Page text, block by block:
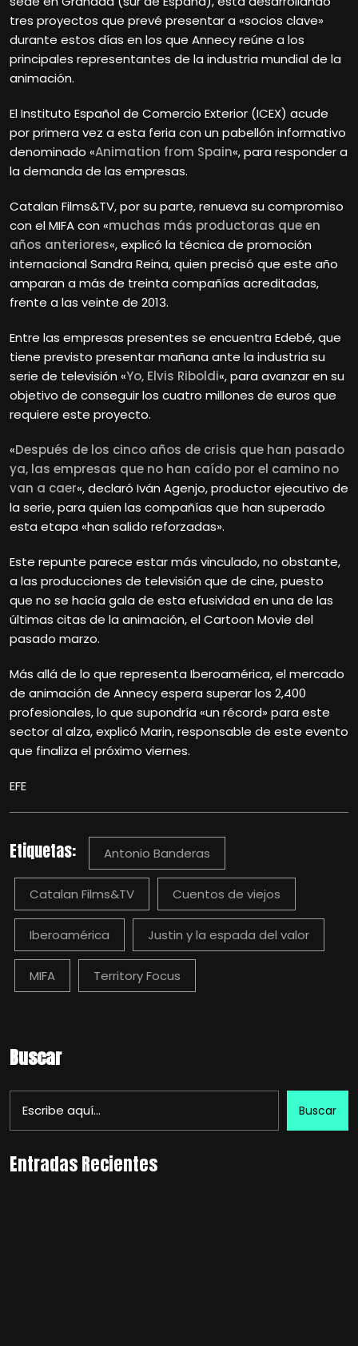
tres proyectos que prevé presentar a «socios clave»
durante estos días en los que Annecy reúne a los
principales representantes de la industria mundial de la
animación.
El Instituto Español de Comercio Exterior (ICEX) acude
por primera vez a esta feria con un pabellón informativo
denominado «Animation from Spain«, para responder a
la demanda de las empresas.
Catalan Films&TV, por su parte, renueva su compromiso
con el MIFA con «muchas más productoras que en
años anteriores«, explicó la técnica de promoción
internacional Sandra Reina, quien precisó que este año
amparan a más de treinta compañías acreditadas,
frente a las veinte de 2013.
Entre las empresas presentes se encuentra Edebé, que
tiene previsto presentar mañana ante la industria su
serie de televisión «Yo, Elvis Riboldi«, para avanzar en su
objetivo de conseguir los cuatro millones de euros que
requiere este proyecto.
«Después de los cinco años de crisis que han pasado
ya, las empresas que no han caído por el camino no
van a caer«, declaró Iván Agenjo, productor ejecutivo de
la serie, para quien las compañías que han superado
esta etapa «han salido reforzadas».
Este repunte parece estar más vinculado, no obstante,
a las producciones de televisión que de cine, puesto
que no se hacía gala de esta efusividad en una de las
últimas citas de la animación, el Cartoon Movie del
pasado marzo.
Más allá de lo que representa Iberoamérica, el mercado
de animación de Annecy espera superar los 2,400
profesionales, lo que supondría «un récord» para este
sector al alza, explicó Marin, responsable de este evento
que finaliza el próximo viernes.
EFE
Etiquetas: Antonio Banderas
Catalan Films&TV Cuentos de viejos
Iberoamérica Justin y la espada del valor
MIFA Territory Focus
Buscar
Buscar
Entradas Recientes